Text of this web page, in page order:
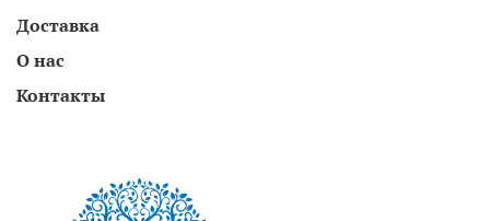
Доставка
О нас
Контакты